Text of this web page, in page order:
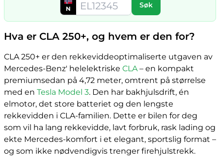
N Søk
Hva er CLA 250+, og hvem er den for?
CLA 250+ er den rekkeviddeoptimaliserte utgaven av
Mercedes-Benz' helelektriske CLA– en kompakt
premiumsedan på 4,72 meter, omtrent på størrelse
med en Tesla Model 3. Den har bakhjulsdrift, én
elmotor, det store batteriet og den lengste
rekkevidden i CLA-familien. Dette er bilen for deg
som vil ha lang rekkevidde, lavt forbruk, rask lading og
ekte Mercedes-komfort i et elegant, sportslig format –
og som ikke nødvendigvis trenger firehjulstrekk.